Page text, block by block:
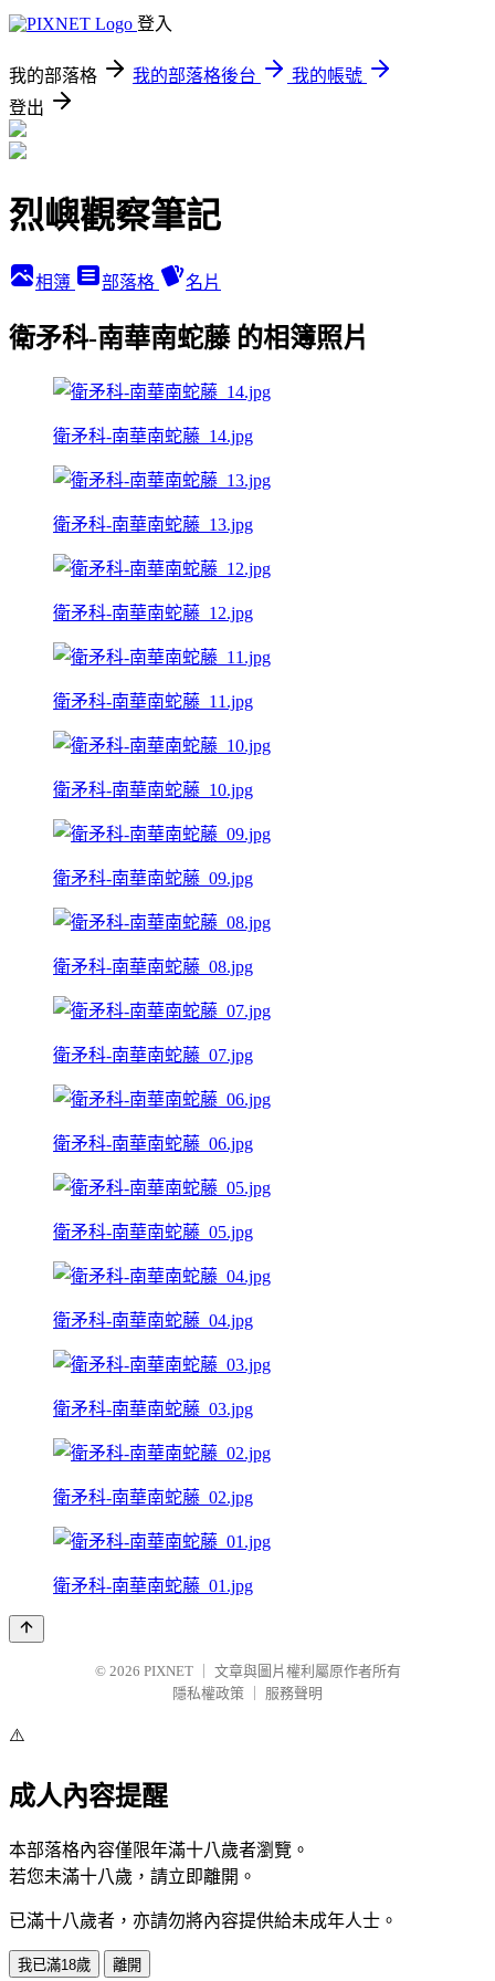
登入
我的部落格 我的部落格後台
我的帳號
登出
烈嶼觀察筆記
相簿 部落格 名片
衛矛科-南華南蛇藤 的相簿照片
衛矛科-南華南蛇藤_14.jpg
衛矛科-南華南蛇藤_13.jpg
衛矛科-南華南蛇藤_12.jpg
衛矛科-南華南蛇藤_11.jpg
衛矛科-南華南蛇藤_10.jpg
衛矛科-南華南蛇藤_09.jpg
衛矛科-南華南蛇藤_08.jpg
衛矛科-南華南蛇藤_07.jpg
衛矛科-南華南蛇藤_06.jpg
衛矛科-南華南蛇藤_05.jpg
衛矛科-南華南蛇藤_04.jpg
衛矛科-南華南蛇藤_03.jpg
衛矛科-南華南蛇藤_02.jpg
衛矛科-南華南蛇藤_01.jpg
© 2026 PIXNET
文章與圖片權利屬原作者所有
隱私權政策
服務聲明
⚠️
成人內容提醒
本部落格內容僅限年滿十八歲者瀏覽。
若您未滿十八歲，請立即離開。
已滿十八歲者，亦請勿將內容提供給未成年人士。
我已滿18歲 離開